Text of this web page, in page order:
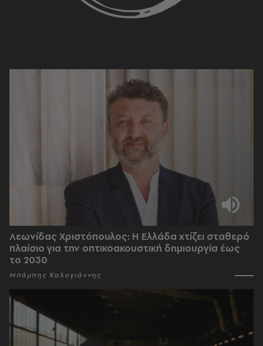
Λεωνίδας Χριστόπουλος: Η Ελλάδα χτίζει σταθερό
πλαίσιο για την οπτικοακουστική δημιουργία έως
το 2030
Μπάμπης Καλογιάννης